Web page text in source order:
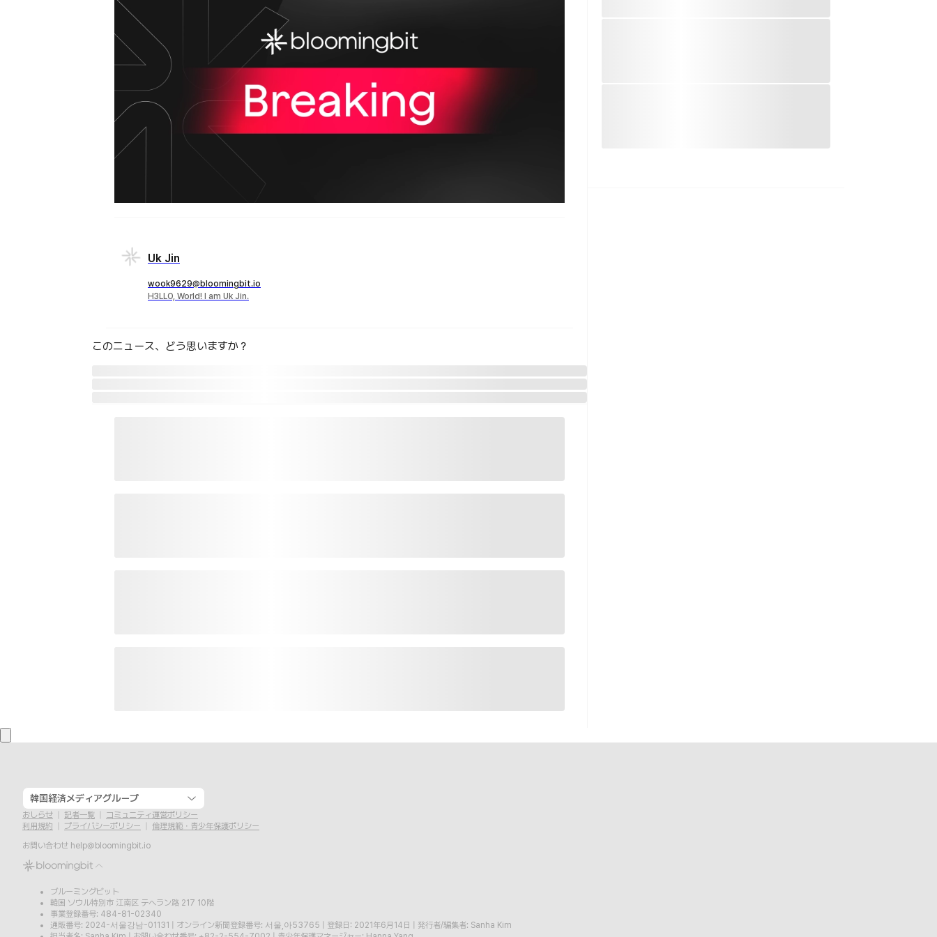
Uk Jin
wook9629@bloomingbit.io
H3LLO, World! I am Uk Jin.
このニュース、どう思いますか？
韓国経済メディアグループ
おしらせ 記者一覧
コミュニティ運営ポリシー
利用規約
プライバシーポリシー
倫理規範・青少年保護ポリシー
お問い合わせ help@bloomingbit.io
ブルーミングビット
韓国 ソウル特別市 江南区 テヘラン路 217 10階
事業登録番号: 484-81-02340
通販番号: 2024-서울강남-01131
オンライン新聞登録番号: 서울,아53765 登録日: 2021年6月14日
発行者/編集者: Sanha Kim